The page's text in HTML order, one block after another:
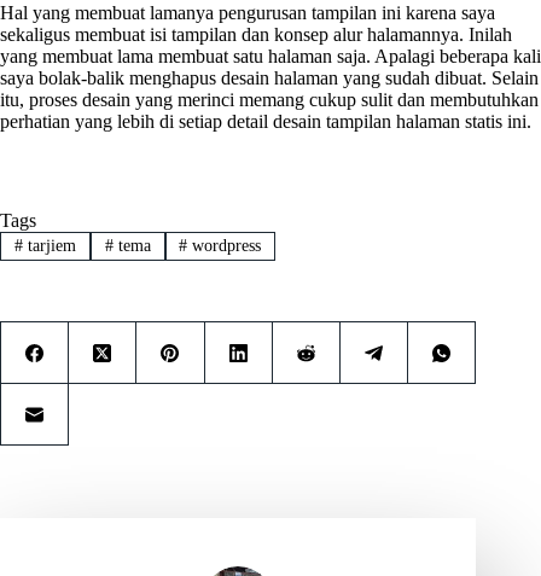
Hal yang membuat lamanya pengurusan tampilan ini karena saya
sekaligus membuat isi tampilan dan konsep alur halamannya. Inilah
yang membuat lama membuat satu halaman saja. Apalagi beberapa kali
saya bolak-balik menghapus desain halaman yang sudah dibuat. Selain
itu, proses desain yang merinci memang cukup sulit dan membutuhkan
perhatian yang lebih di setiap detail desain tampilan halaman statis ini.
Tags
#tarjiem #tema # wordpress